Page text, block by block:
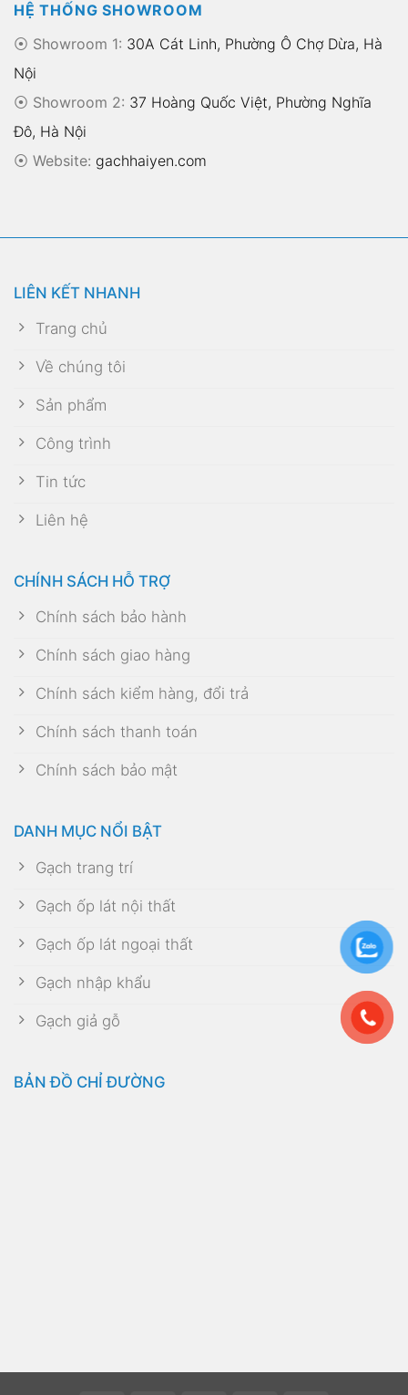
HỆ THỐNG SHOWROOM
⦿ Showroom 1: 30A Cát Linh, Phường Ô Chợ Dừa, Hà
Nội
⦿ Showroom 2: 37 Hoàng Quốc Việt, Phường Nghĩa
Đô, Hà Nội
⦿ Website: gachhaiyen.com
LIÊN KẾT NHANH
Trang chủ
Về chúng tôi
Sản phẩm
Công trình
Tin tức
Liên hệ
CHÍNH SÁCH HỖ TRỢ
Chính sách bảo hành
Chính sách giao hàng
Chính sách kiểm hàng, đổi trả
Chính sách thanh toán
Chính sách bảo mật
DANH MỤC NỔI BẬT
Gạch trang trí
Gạch ốp lát nội thất
Gạch ốp lát ngoại thất
Gạch nhập khẩu
Gạch giả gỗ
BẢN ĐỒ CHỈ ĐƯỜNG